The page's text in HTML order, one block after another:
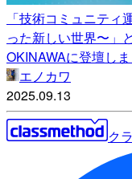
「技術コミュニテ
った新しい世界〜」
OKINAWAに登壇し
エノカワ
2025.09.13
ク